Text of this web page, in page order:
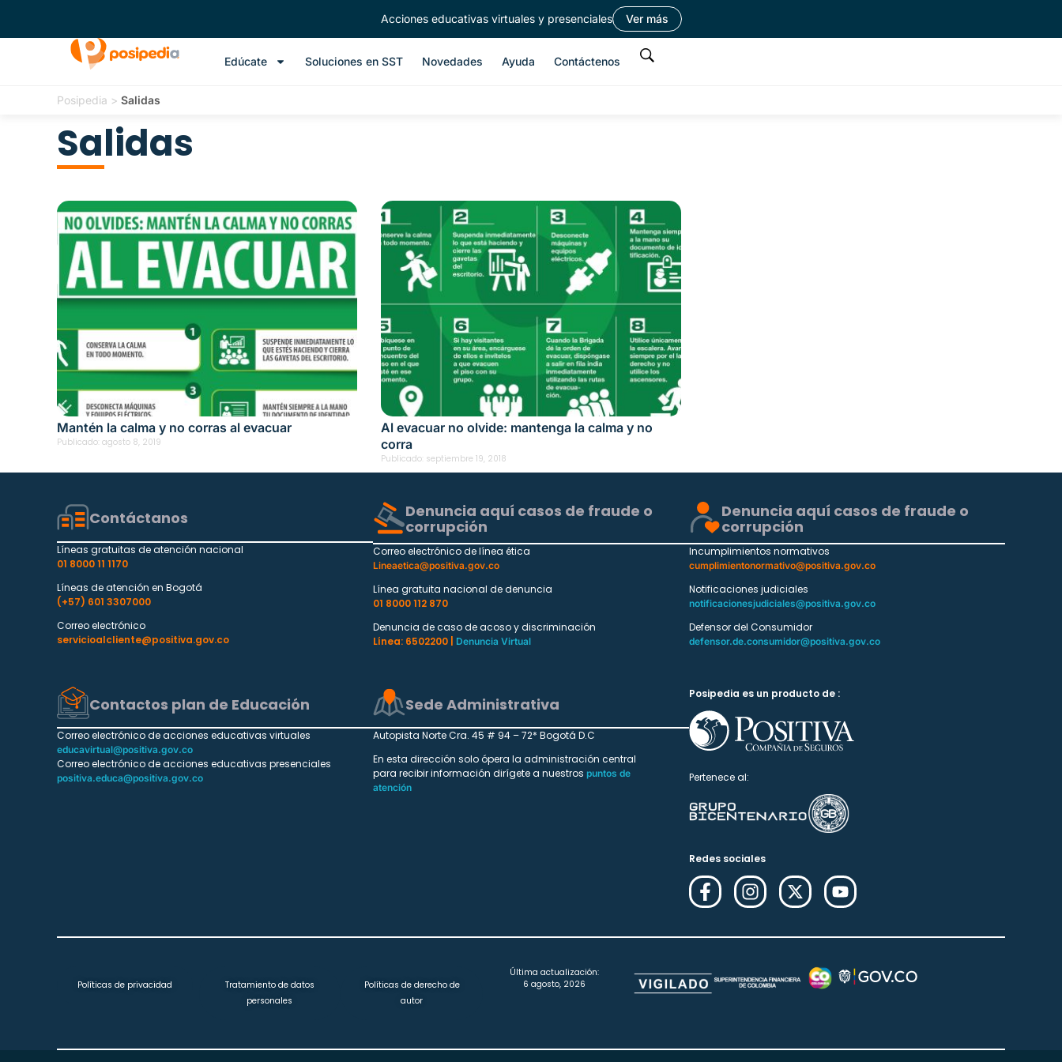
Acciones educativas virtuales y presenciales Ver más
Edúcate Soluciones en SST Novedades Ayuda Contáctenos
Posipedia > Salidas
Salidas
Mantén la calma y no corras al evacuar
Publicado: agosto 8, 2019
Al evacuar no olvide: mantenga la calma y no
corra
Publicado: septiembre 19, 2018
Contáctanos
Líneas gratuitas de atención nacional
01 8000 11 1170
Líneas de atención en Bogotá
(+57) 601 3307000
Correo electrónico
servicioalcliente@positiva.gov.co
Denuncia aquí casos de fraude o
corrupción
Correo electrónico de línea ética
Lineaetica@positiva.gov.co
Línea gratuita nacional de denuncia
01 8000 112 870
Denuncia de caso de acoso y discriminación
Línea: 6502200 |
Denuncia Virtual
Denuncia aquí casos de fraude o
corrupción
Incumplimientos normativos
cumplimientonormativo@positiva.gov.co
Notificaciones judiciales
notificacionesjudiciales@positiva.gov.co
Defensor del Consumidor
defensor.de.consumidor@positiva.gov.co
Contactos plan de Educación
Correo electrónico de acciones educativas virtuales
educavirtual@positiva.gov.co
Correo electrónico de acciones educativas presenciales
positiva.educa@positiva.gov.co
Sede Administrativa
Autopista Norte Cra. 45 # 94 – 72* Bogotá D.C
En esta dirección solo ópera la administración central
para recibir información dirígete a nuestros puntos de
atención
Posipedia es un producto de :
Pertenece al:
Redes sociales
Políticas de privacidad
Tratamiento de datos
personales
Políticas de derecho de
autor
Última actualización:
6 agosto, 2026